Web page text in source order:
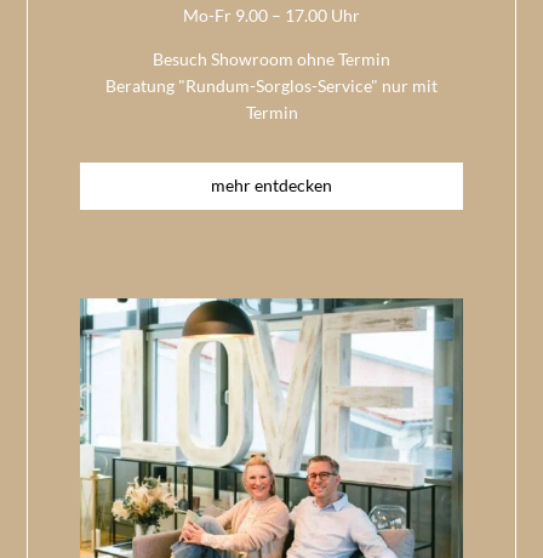
Mo-Fr 9.00 – 17.00 Uhr
Besuch Showroom ohne Termin
Beratung "Rundum-Sorglos-Service" nur mit
Termin
mehr entdecken